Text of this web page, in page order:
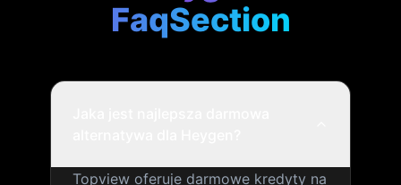
FaqSection
Topview oferuje darmowe kredyty na